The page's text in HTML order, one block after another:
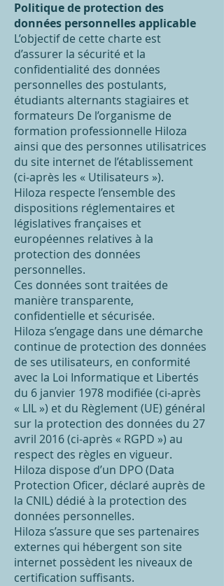
Politique de protection des
données personnelles applicable
L’objectif de cette charte est
d’assurer la sécurité et la
confidentialité des données
personnelles des postulants,
étudiants alternants stagiaires et
formateurs De l’organisme de
formation professionnelle Hiloza
ainsi que des personnes utilisatrices
du site internet de l’établissement
(ci-après les « Utilisateurs »).
Hiloza respecte l’ensemble des
dispositions réglementaires et
législatives françaises et
européennes relatives à la
protection des données
personnelles.
Ces données sont traitées de
manière transparente,
confidentielle et sécurisée.
Hiloza s’engage dans une démarche
continue de protection des données
de ses utilisateurs, en conformité
avec la Loi Informatique et Libertés
du 6 janvier 1978 modifiée (ci-après
« LIL ») et du Règlement (UE) général
sur la protection des données du 27
avril 2016 (ci-après « RGPD ») au
respect des règles en vigueur.
Hiloza dispose d’un DPO (Data
Protection Oficer, déclaré auprès de
la CNIL) dédié à la protection des
données personnelles.
Hiloza s’assure que ses partenaires
externes qui hébergent son site
internet possèdent les niveaux de
certification suffisants.